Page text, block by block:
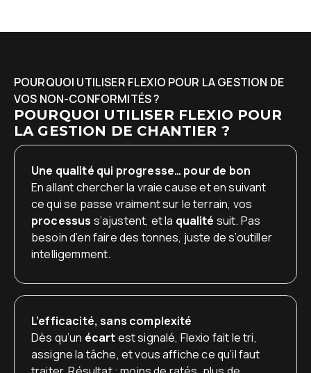
POURQUOI UTILISER FLEXIO POUR LA GESTION DE
VOS NON-CONFORMITÉS ?
POURQUOI UTILISER FLEXIO POUR
LA GESTION DE CHANTIER ?
Une qualité qui progresse… pour de bon
En allant chercher la vraie cause et en suivant
ce qui se passe vraiment sur le terrain, vos
processus s’ajustent, et la qualité suit. Pas
besoin d’en faire des tonnes, juste de s’outiller
intelligemment.
L’efficacité, sans complexité
Dès qu’un écartest signalé, Flexio fait le tri,
assigne la tâche, et vous affiche ce qu’il faut